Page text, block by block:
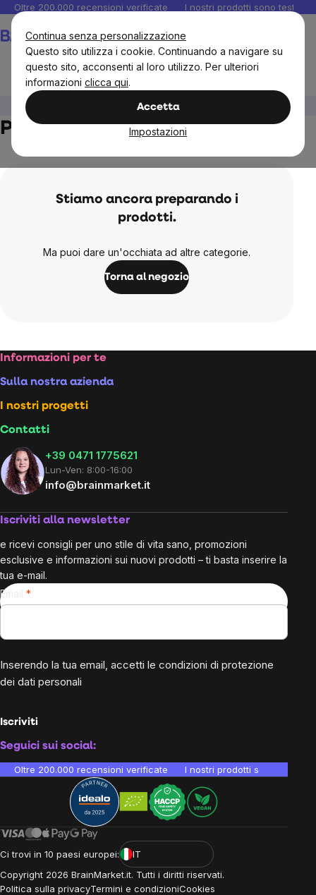
Continua senza personalizzazione
Questo sito utilizza i cookie. Continuando a navigare su
questo sito, acconsenti al loro utilizzo. Per ulteriori
informazioni clicca qui.
Accetta
Impostazioni
Salta
contenuto
Oltre 200.000 recensioni verificate I nostri prodotti sono testati
PROMO CiBiDi
Stiamo ancora preparando i
prodotti.
Ma puoi dare un'occhiata ad altre categorie.
Torna al negozio
Footer
Informazioni per te
Sulla nostra azienda
I nostri progetti
Contatti
+39 0471 1775621
Lun-Ven: 8:00-16:00
info@brainmarket.it
Iscriviti alla newsletter
e ricevi consigli per uno stile di vita sano, promozioni
esclusive e informazioni sui nuovi prodotti – ti basta inserire la
tua e-mail.
Email
Inserendo la tua email, accetti le condizioni di protezione
dei dati personali
Iscriviti
Seguici sui social:
Oltre 200.000 recensioni verificate I nostri prodotti sono testati
Ci trovi in 10 paesi europei:
IT
Copyright 2026 BrainMarket.it. Tutti i diritti riservati.
Politica sulla privacyTermini e condizioniCookies